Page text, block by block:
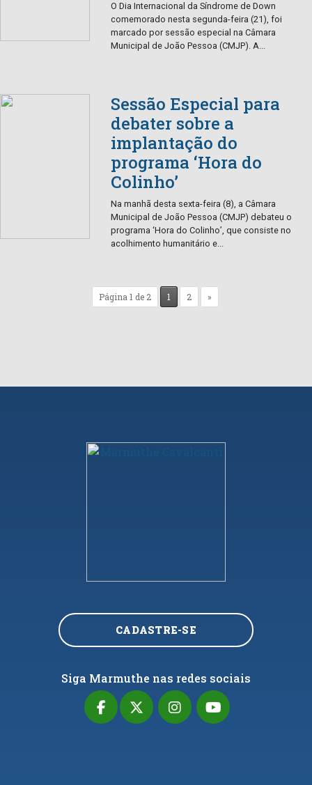
O Dia Internacional da Síndrome de Down
comemorado nesta segunda-feira (21), foi
marcado por sessão especial na Câmara
Municipal de João Pessoa (CMJP). A...
Sessão Especial para
debater sobre a
implantação do
programa ‘Hora do
Colinho’
Na manhã desta sexta-feira (8), a Câmara
Municipal de João Pessoa (CMJP) debateu o
programa ‘Hora do Colinho’, que consiste no
acolhimento humanitário e...
Página 1 de 2 1 2 »
CADASTRE-SE
Siga Marmuthe nas redes sociais